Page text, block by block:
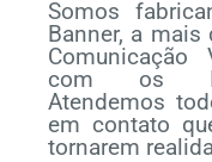
Somos
Banner, a
com os
Atendemos
em contato
tornarem